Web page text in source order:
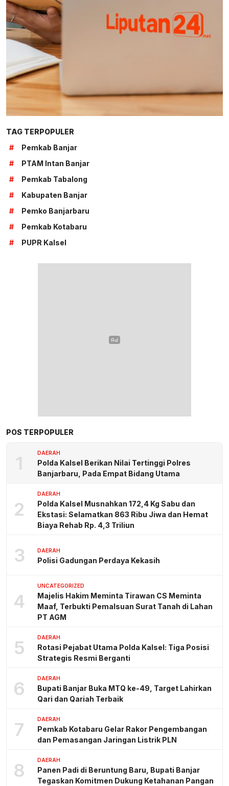
TAG TERPOPULER
#
Pemkab Banjar
#
PTAM Intan Banjar
#
Pemkab Tabalong
#
Kabupaten Banjar
#
Pemko Banjarbaru
#
Pemkab Kotabaru
#
PUPR Kalsel
POS TERPOPULER
1 DAERAH
Polda Kalsel Berikan Nilai Tertinggi Polres
Banjarbaru, Pada Empat Bidang Utama
2
DAERAH
Polda Kalsel Musnahkan 172,4 Kg Sabu dan
Ekstasi: Selamatkan 863 Ribu Jiwa dan Hemat
Biaya Rehab Rp. 4,3 Triliun
3 DAERAH
Polisi Gadungan Perdaya Kekasih
4
UNCATEGORIZED
Majelis Hakim Meminta Tirawan CS Meminta
Maaf, Terbukti Pemalsuan Surat Tanah di Lahan
PT AGM
5 DAERAH
Rotasi Pejabat Utama Polda Kalsel: Tiga Posisi
Strategis Resmi Berganti
6 DAERAH
Bupati Banjar Buka MTQ ke-49, Target Lahirkan
Qari dan Qariah Terbaik
7 DAERAH
Pemkab Kotabaru Gelar Rakor Pengembangan
dan Pemasangan Jaringan Listrik PLN
8 DAERAH
Panen Padi di Beruntung Baru, Bupati Banjar
Tegaskan Komitmen Dukung Ketahanan Pangan